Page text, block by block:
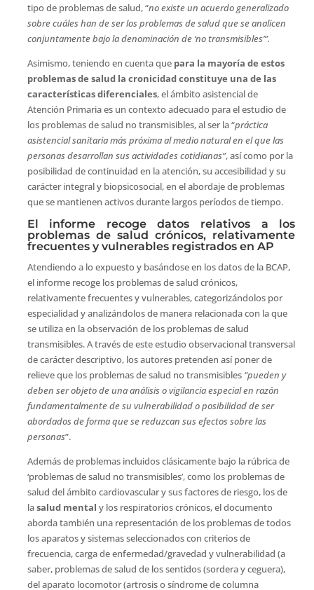
tipo de problemas de salud, “no existe un acuerdo generalizado
sobre cuáles han de ser los problemas de salud que se analicen
conjuntamente bajo la denominación de ‘no transmisibles’”.
Asimismo, teniendo en cuenta que para la mayoría de estos
problemas de salud la cronicidad constituye una de las
características diferenciales, el ámbito asistencial de
Atención Primaria es un contexto adecuado para el estudio de
los problemas de salud no transmisibles, al ser la “práctica
asistencial sanitaria más próxima al medio natural en el que las
personas desarrollan sus actividades cotidianas”, así como por la
posibilidad de continuidad en la atención, su accesibilidad y su
carácter integral y biopsicosocial, en el abordaje de problemas
que se mantienen activos durante largos períodos de tiempo.
El informe recoge datos relativos a los
problemas de salud crónicos, relativamente
frecuentes y vulnerables registrados en AP
Atendiendo a lo expuesto y basándose en los datos de la BCAP,
el informe recoge los problemas de salud crónicos,
relativamente frecuentes y vulnerables, categorizándolos por
especialidad y analizándolos de manera relacionada con la que
se utiliza en la observación de los problemas de salud
transmisibles. A través de este estudio observacional transversal
de carácter descriptivo, los autores pretenden así poner de
relieve que los problemas de salud no transmisibles “pueden y
deben ser objeto de una análisis o vigilancia especial en razón
fundamentalmente de su vulnerabilidad o posibilidad de ser
abordados de forma que se reduzcan sus efectos sobre las
personas”.
Además de problemas incluidos clásicamente bajo la rúbrica de
‘problemas de salud no transmisibles’, como los problemas de
salud del ámbito cardiovascular y sus factores de riesgo, los de
lasalud mental y los respiratorios crónicos, el documento
aborda también una representación de los problemas de todos
los aparatos y sistemas seleccionados con criterios de
frecuencia, carga de enfermedad/gravedad y vulnerabilidad (a
saber, problemas de salud de los sentidos (sordera y ceguera),
del aparato locomotor (artrosis o síndrome de columna